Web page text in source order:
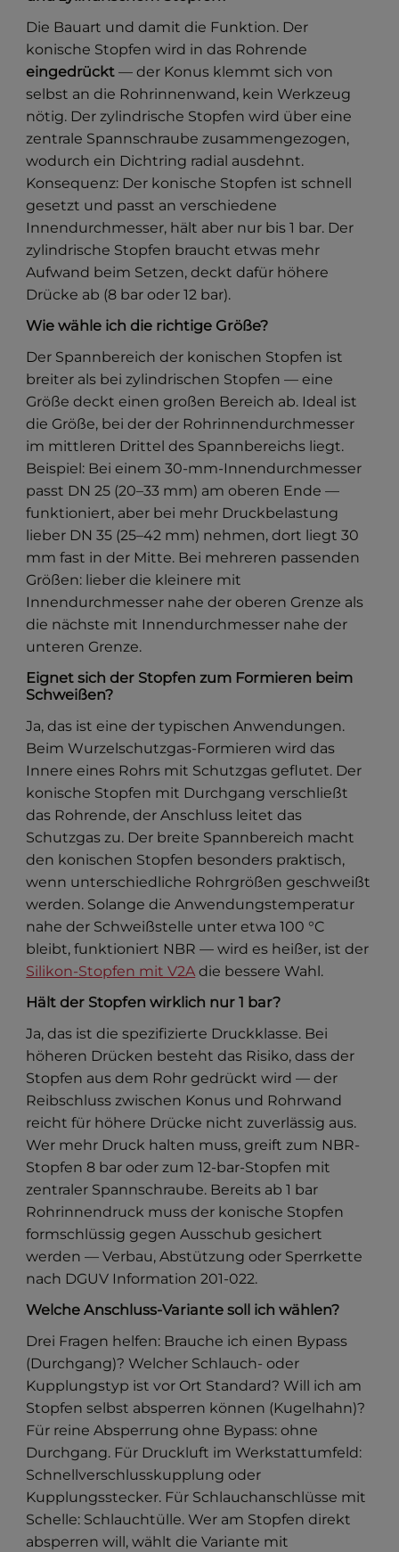
Die Bauart und damit die Funktion. Der
konische Stopfen wird in das Rohrende
eingedrückt — der Konus klemmt sich von
selbst an die Rohrinnenwand, kein Werkzeug
nötig. Der zylindrische Stopfen wird über eine
zentrale Spannschraube zusammengezogen,
wodurch ein Dichtring radial ausdehnt.
Konsequenz: Der konische Stopfen ist schnell
gesetzt und passt an verschiedene
Innendurchmesser, hält aber nur bis 1 bar. Der
zylindrische Stopfen braucht etwas mehr
Aufwand beim Setzen, deckt dafür höhere
Drücke ab (8 bar oder 12 bar).
Wie wähle ich die richtige Größe?
Der Spannbereich der konischen Stopfen ist
breiter als bei zylindrischen Stopfen — eine
Größe deckt einen großen Bereich ab. Ideal ist
die Größe, bei der der Rohrinnendurchmesser
im mittleren Drittel des Spannbereichs liegt.
Beispiel: Bei einem 30-mm-Innendurchmesser
passt DN 25 (20–33 mm) am oberen Ende —
funktioniert, aber bei mehr Druckbelastung
lieber DN 35 (25–42 mm) nehmen, dort liegt 30
mm fast in der Mitte. Bei mehreren passenden
Größen: lieber die kleinere mit
Innendurchmesser nahe der oberen Grenze als
die nächste mit Innendurchmesser nahe der
unteren Grenze.
Eignet sich der Stopfen zum Formieren beim
Schweißen?
Ja, das ist eine der typischen Anwendungen.
Beim Wurzelschutzgas-Formieren wird das
Innere eines Rohrs mit Schutzgas geflutet. Der
konische Stopfen mit Durchgang verschließt
das Rohrende, der Anschluss leitet das
Schutzgas zu. Der breite Spannbereich macht
den konischen Stopfen besonders praktisch,
wenn unterschiedliche Rohrgrößen geschweißt
werden. Solange die Anwendungstemperatur
nahe der Schweißstelle unter etwa 100 °C
bleibt, funktioniert NBR — wird es heißer, ist der
Silikon-Stopfen mit V2A die bessere Wahl.
Hält der Stopfen wirklich nur 1 bar?
Ja, das ist die spezifizierte Druckklasse. Bei
höheren Drücken besteht das Risiko, dass der
Stopfen aus dem Rohr gedrückt wird — der
Reibschluss zwischen Konus und Rohrwand
reicht für höhere Drücke nicht zuverlässig aus.
Wer mehr Druck halten muss, greift zum NBR-
Stopfen 8 bar oder zum 12-bar-Stopfen mit
zentraler Spannschraube. Bereits ab 1 bar
Rohrinnendruck muss der konische Stopfen
formschlüssig gegen Ausschub gesichert
werden — Verbau, Abstützung oder Sperrkette
nach DGUV Information 201-022.
Welche Anschluss-Variante soll ich wählen?
Drei Fragen helfen: Brauche ich einen Bypass
(Durchgang)? Welcher Schlauch- oder
Kupplungstyp ist vor Ort Standard? Will ich am
Stopfen selbst absperren können (Kugelhahn)?
Für reine Absperrung ohne Bypass: ohne
Durchgang. Für Druckluft im Werkstattumfeld:
Schnellverschlusskupplung oder
Kupplungsstecker. Für Schlauchanschlüsse mit
Schelle: Schlauchtülle. Wer am Stopfen direkt
absperren will, wählt die Variante mit